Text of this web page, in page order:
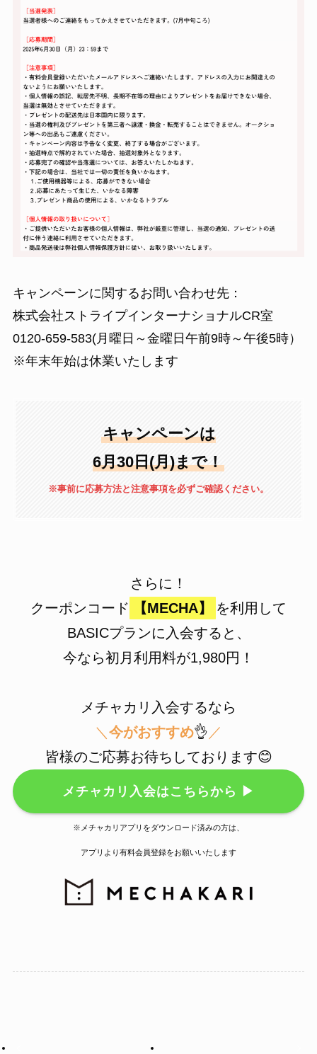
キャンペーンに関するお問い合わせ先：
株式会社ストライプインターナショナルCR室
0120-659-583(月曜日～金曜日午前9時～午後5時）
※年末年始は休業いたします
キャンペーンは
6月30日(月)まで！
※事前に応募方法と注意事項を必ずご確認ください。
さらに！
クーポンコード
【MECHA】
を利用して
BASICプランに入会すると、
今なら初月利用料が1,980円！
メチャカリ入会するなら
＼ 今がおすすめ👌 ／
皆様のご応募お待ちしております😊
メチャカリ入会はこちらから ▶
※メチャカリアプリをダウンロード済みの方は、
アプリより有料会員登録をお願いいたします